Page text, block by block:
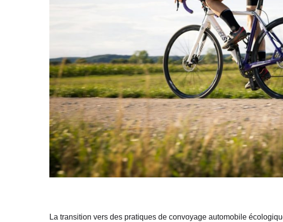
La transition vers des pratiques de convoyage automobile